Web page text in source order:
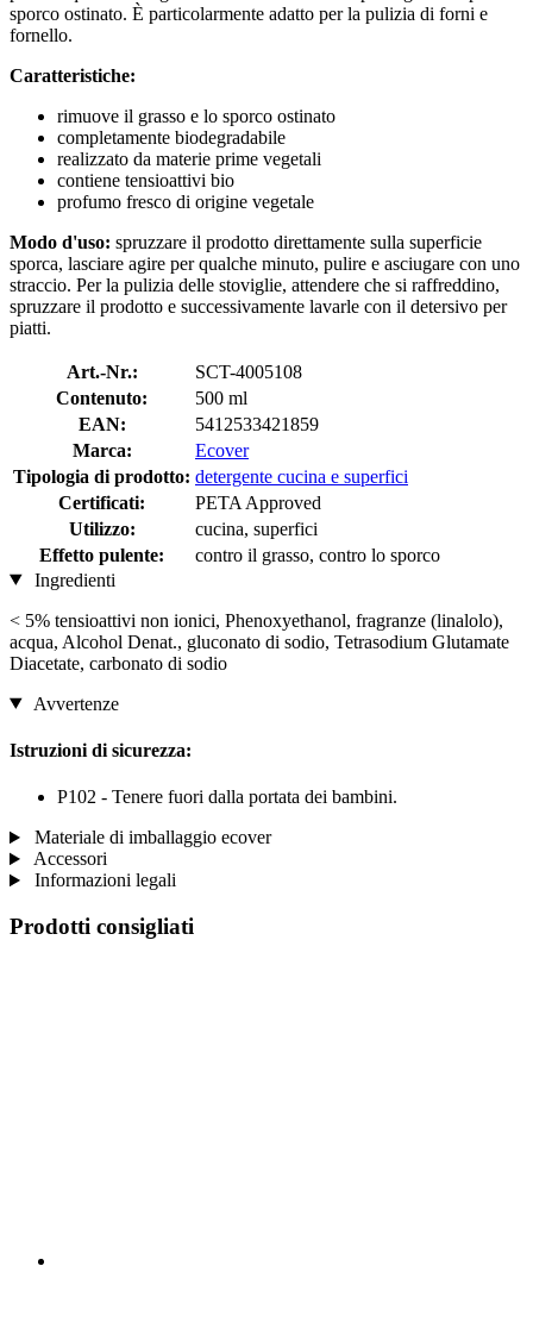
sporco ostinato. È particolarmente adatto per la pulizia di forni e
fornello.
Caratteristiche:
rimuove il grasso e lo sporco ostinato
completamente biodegradabile
realizzato da materie prime vegetali
contiene tensioattivi bio
profumo fresco di origine vegetale
Modo d'uso: spruzzare il prodotto direttamente sulla superficie
sporca, lasciare agire per qualche minuto, pulire e asciugare con uno
straccio. Per la pulizia delle stoviglie, attendere che si raffreddino,
spruzzare il prodotto e successivamente lavarle con il detersivo per
piatti.
Art.-Nr.:
SCT-4005108
Contenuto:
500 ml
EAN:
5412533421859
Marca:
Ecover
Tipologia di prodotto: detergente cucina e superfici
Certificati:
PETA Approved
Utilizzo:
cucina, superfici
Effetto pulente:
contro il grasso, contro lo sporco
Ingredienti
< 5% tensioattivi non ionici, Phenoxyethanol, fragranze (linalolo),
acqua, Alcohol Denat., gluconato di sodio, Tetrasodium Glutamate
Diacetate, carbonato di sodio
Avvertenze
Istruzioni di sicurezza:
P102 - Tenere fuori dalla portata dei bambini.
Materiale di imballaggio ecover
Accessori
Informazioni legali
Prodotti consigliati